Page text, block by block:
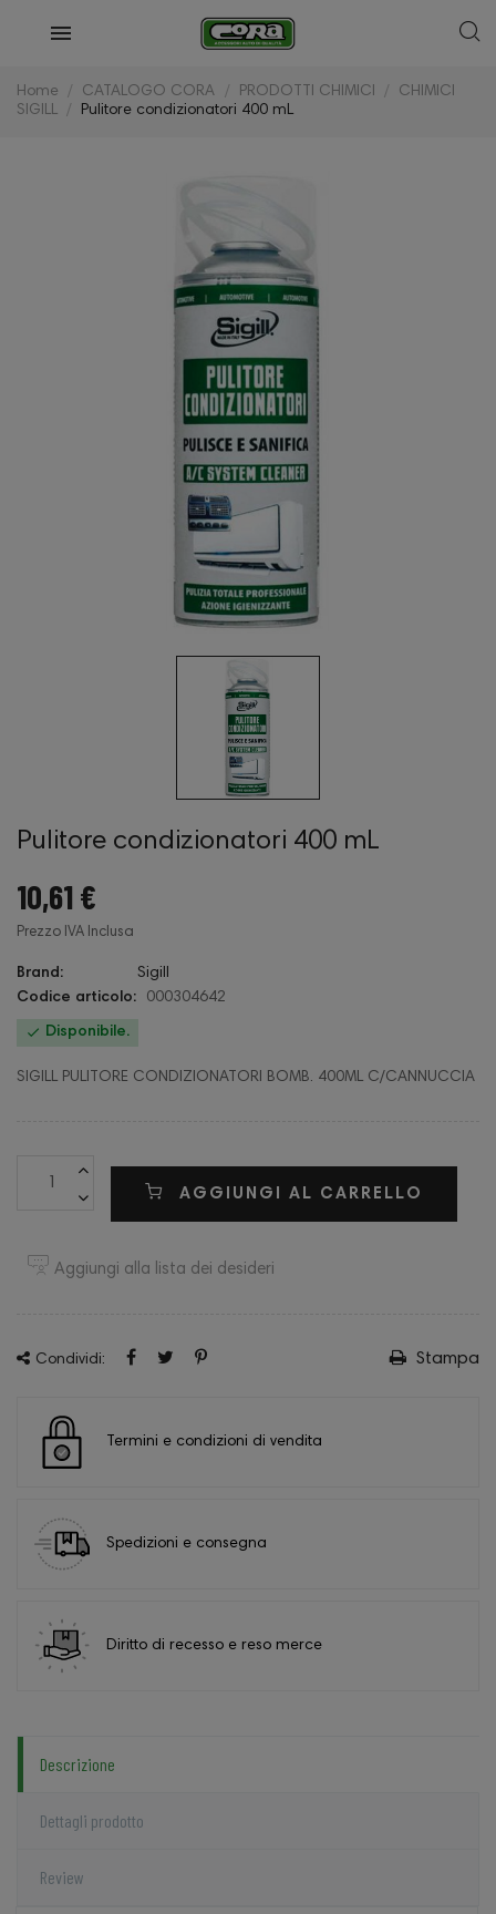
Home CATALOGO CORA PRODOTTI CHIMICI
CHIMICI
SIGILL
Pulitore condizionatori 400 mL
Pulitore condizionatori 400 mL
10,61 €
Prezzo IVA Inclusa
Brand:
Sigill
Codice articolo:
000304642
 Disponibile.
SIGILL PULITORE CONDIZIONATORI BOMB. 400ML C/CANNUCCIA
AGGIUNGI AL CARRELLO
Aggiungi alla lista dei desideri
Condividi: Stampa
Termini e condizioni di vendita
Spedizioni e consegna
Diritto di recesso e reso merce
Descrizione
Dettagli prodotto
Review